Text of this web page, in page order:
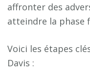
affronter des
atteindre la phase
Voici les étapes
Davis :